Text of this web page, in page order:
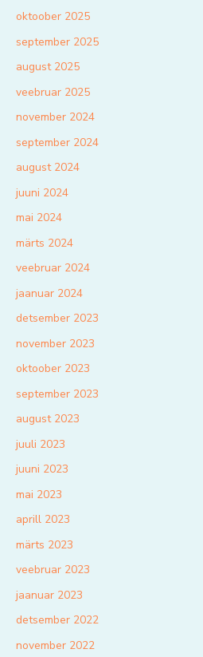
oktoober 2025
september 2025
august 2025
veebruar 2025
november 2024
september 2024
august 2024
juuni 2024
mai 2024
märts 2024
veebruar 2024
jaanuar 2024
detsember 2023
november 2023
oktoober 2023
september 2023
august 2023
juuli 2023
juuni 2023
mai 2023
aprill 2023
märts 2023
veebruar 2023
jaanuar 2023
detsember 2022
november 2022